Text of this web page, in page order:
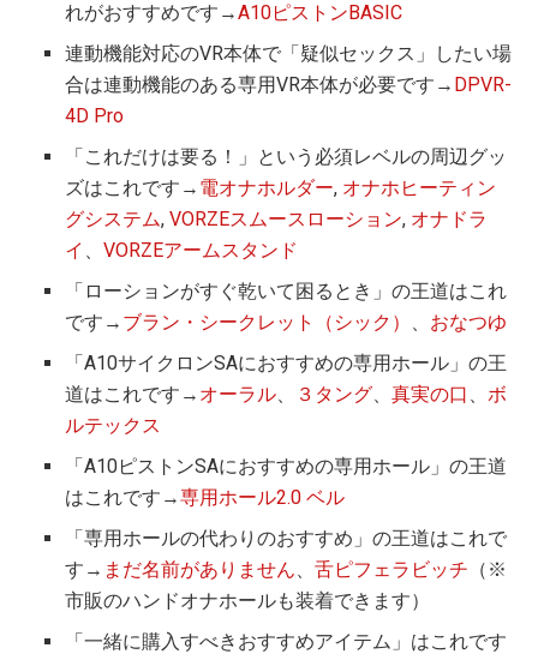
れがおすすめです→A10ピストンBASIC
連動機能対応のVR本体で「疑似セックス」したい場
合は連動機能のある専用VR本体が必要です→ DPVR-
4D Pro
「これだけは要る！」という必須レベルの周辺グッ
ズはこれです→ 電オナホルダー, オナホヒーティン
グシステム,VORZEスムースローション, オナドラ
イ 、VORZEアームスタンド
「ローションがすぐ乾いて困るとき」の王道はこれ
です→ ブラン・シークレット（シック） 、 おなつゆ
「A10サイクロンSAにおすすめの専用ホール」の王
道はこれです→ オーラル、 ３タング、真実の口 、ボ
ルテックス
「A10ピストンSAにおすすめの専用ホール」の王道
はこれです→専用ホール2.0 ベル
「専用ホールの代わりのおすすめ」の王道はこれで
す→ まだ名前がありません、舌ピフェラビッチ （※
市販のハンドオナホールも装着できます）
「一緒に購入すべきおすすめアイテム」はこれです